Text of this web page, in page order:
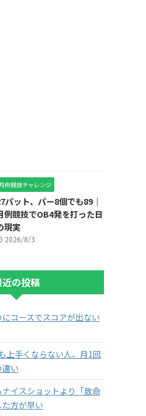
例競技チャレンジ
パット、パー8個でも89｜
例競技でOB4発を打った日
現実
2026/8/3
近の投稿
コースでスコアが出ない
上手くならない人、月1回
い
イスショットより「致命
方が早い